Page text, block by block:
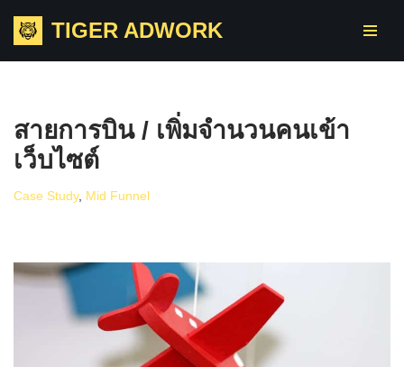
Skip
TIGER ADWORK
สายการบิน / เพิ่มจำนวนคนเข้า
เว็บไซต์
Case Study, Mid Funnel